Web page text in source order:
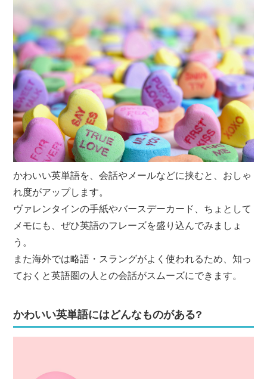
かわいい英単語を、会話やメールなどに挟むと、おしゃ
れ度がアップします。
ヴァレンタインの手紙やバースデーカード、ちょとして
メモにも、ぜひ英語のフレーズを盛り込んでみましょ
う。
また海外では略語・スラングがよく使われるため、知っ
ておくと英語圏の人との会話がスムーズにできます。
かわいい英単語にはどんなものがある?